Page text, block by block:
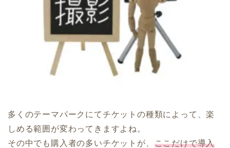
多くのテーマパークにてチケットの種類によって、楽
しめる範囲が変わってきますよね。
その中でも購入者の多いチケットが、 ここだけで導入